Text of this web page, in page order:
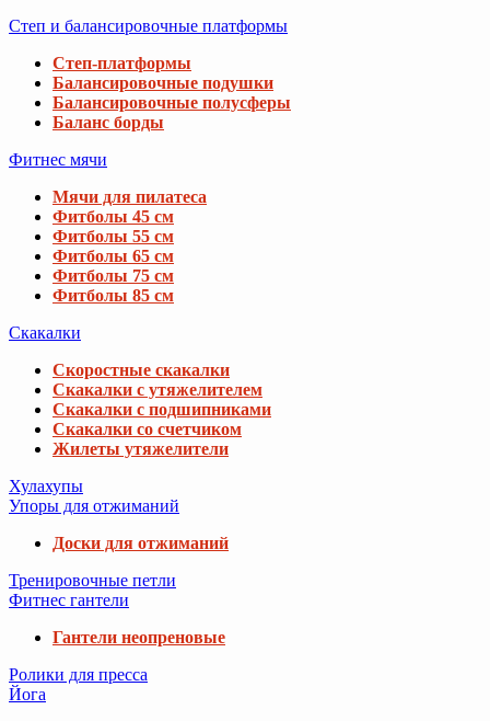
Степ и балансировочные платформы
Степ-платформы
Балансировочные подушки
Балансировочные полусферы
Баланс борды
Фитнес мячи
Мячи для пилатеса
Фитболы 45 см
Фитболы 55 см
Фитболы 65 см
Фитболы 75 см
Фитболы 85 см
Скакалки
Скоростные скакалки
Скакалки с утяжелителем
Скакалки с подшипниками
Скакалки со счетчиком
Жилеты утяжелители
Хулахупы
Упоры для отжиманий
Доски для отжиманий
Тренировочные петли
Фитнес гантели
Гантели неопреновые
Ролики для пресса
Йога